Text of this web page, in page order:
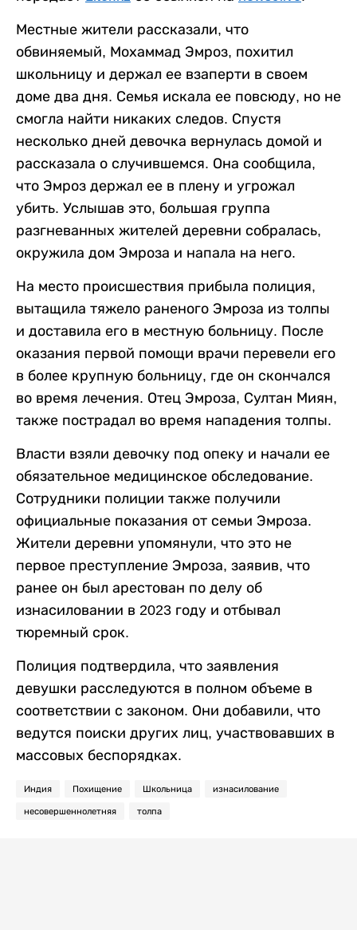
Местные жители рассказали, что
обвиняемый, Мохаммад Эмроз, похитил
школьницу и держал ее взаперти в своем
доме два дня. Семья искала ее повсюду, но не
смогла найти никаких следов. Спустя
несколько дней девочка вернулась домой и
рассказала о случившемся. Она сообщила,
что Эмроз держал ее в плену и угрожал
убить. Услышав это, большая группа
разгневанных жителей деревни собралась,
окружила дом Эмроза и напала на него.
На место происшествия прибыла полиция,
вытащила тяжело раненого Эмроза из толпы
и доставила его в местную больницу. После
оказания первой помощи врачи перевели его
в более крупную больницу, где он скончался
во время лечения. Отец Эмроза, Султан Миян,
также пострадал во время нападения толпы.
Власти взяли девочку под опеку и начали ее
обязательное медицинское обследование.
Сотрудники полиции также получили
официальные показания от семьи Эмроза.
Жители деревни упомянули, что это не
первое преступление Эмроза, заявив, что
ранее он был арестован по делу об
изнасиловании в 2023 году и отбывал
тюремный срок.
Полиция подтвердила, что заявления
девушки расследуются в полном объеме в
соответствии с законом. Они добавили, что
ведутся поиски других лиц, участвовавших в
массовых беспорядках.
Индия Похищение Школьница изнасилование
несовершеннолетняя толпа